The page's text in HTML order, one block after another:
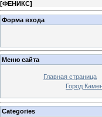
[ФЕНИКС]
Форма входа
Меню сайта
Главная страница
Город
Categories